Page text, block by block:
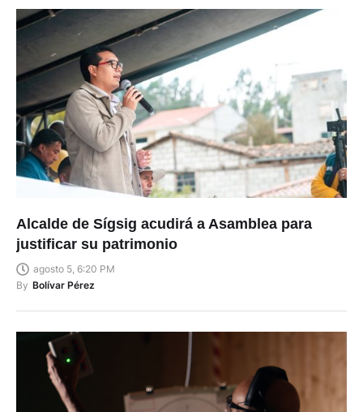
Alcalde de Sígsig acudirá a Asamblea para
justificar su patrimonio
agosto 5, 6:20 PM
By Bolívar Pérez